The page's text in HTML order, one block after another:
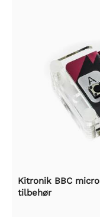
Kitronik BBC
tilbehør